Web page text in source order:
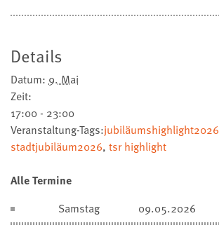
Details
Datum: 9. Mai
Zeit:
17:00 - 23:00
Veranstaltung-Tags:jubiläumshighlight2026
stadtjubiläum2026, tsr highlight
Alle Termine
Samstag
09.05.2026